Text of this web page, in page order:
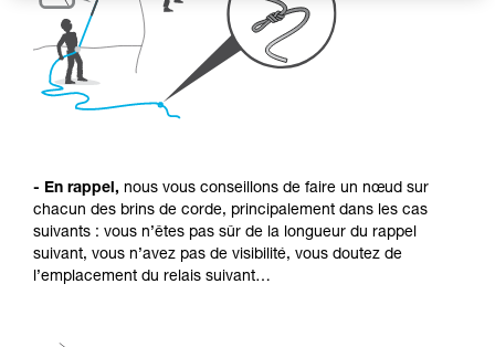
- En rappel, nous vous conseillons de faire un nœud sur
chacun des brins de corde, principalement dans les cas
suivants : vous n’êtes pas sûr de la longueur du rappel
suivant, vous n’avez pas de visibilité, vous doutez de
l’emplacement du relais suivant…